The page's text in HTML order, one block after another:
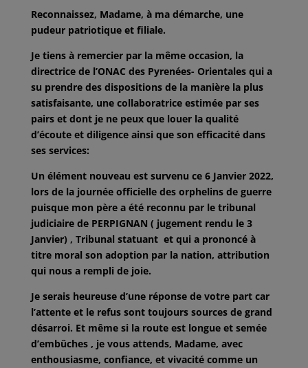
Reconnaissez, Madame, à ma démarche, une
pudeur patriotique et filiale.
Je tiens à remercier par la même occasion, la
directrice de l’ONAC des Pyrenées- Orientales qui a
su prendre des dispositions de la manière la plus
satisfaisante, une collaboratrice estimée par ses
pairs et dont je ne peux que louer la qualité
d’écoute et diligence ainsi que son efficacité dans
ses services:
Un élément nouveau est survenu ce 6 Janvier 2022,
lors de la journée officielle des orphelins de guerre
puisque mon père a été reconnu par le tribunal
judiciaire de PERPIGNAN ( jugement rendu le 3
Janvier) , Tribunal statuant et qui a prononcé à
titre moral son adoption par la nation, attribution
qui nous a rempli de joie.
Je serais heureuse d’une réponse de votre part car
l’attente et le refus sont toujours sources de grand
désarroi. Et même si la route est longue et semée
d’embûches , je vous attends, Madame, avec
enthousiasme, confiance, et vivacité comme un